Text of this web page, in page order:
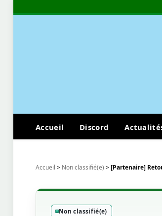
Accueil Discord
Accueil > Non classifié(e) >[Partenaire]
Non classifié(e)